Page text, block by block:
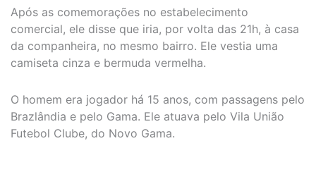
Após as comemorações no estabelecimento
comercial, ele disse que iria, por volta das 21h, à casa
da companheira, no mesmo bairro. Ele vestia uma
camiseta cinza e bermuda vermelha.
O homem era jogador há 15 anos, com passagens pelo
Brazlândia e pelo Gama. Ele atuava pelo Vila União
Futebol Clube, do Novo Gama.